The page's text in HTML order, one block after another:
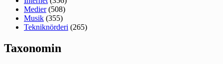
Medier(508)
Musik (355)
Tekniknörderi (265)
Taxonomin